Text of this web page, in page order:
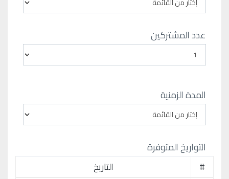
عدد المشتركين
المدة الزمنية
التواريخ المتوفرة
# التاريخ